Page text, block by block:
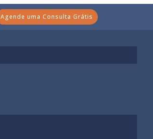
Agende uma Consulta Grátis